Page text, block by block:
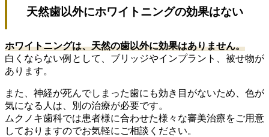
天然歯以外にホワイトニングの効果はない
ホワイトニングは、天然の歯以外に効果はありません。
白くならない例として、ブリッジやインプラント、被せ物が
あります。
また、神経が死んでしまった歯にも効き目がないため、色が
気になる人は、別の治療が必要です。
ムクノキ歯科では患者様に合わせた様々な審美治療をご用意
しておりますのでお気軽にご相談ください。